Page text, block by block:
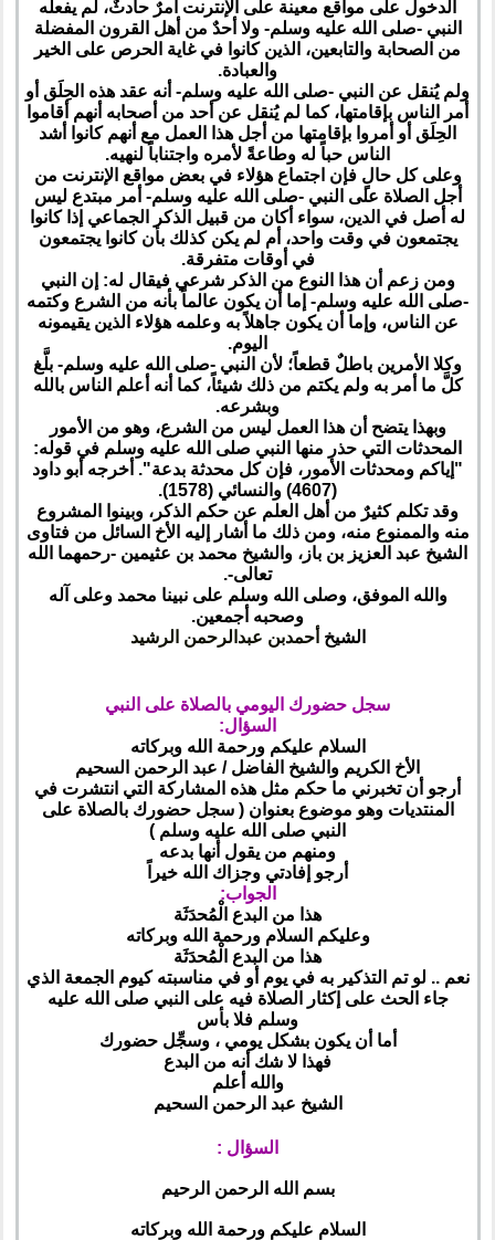
الدخول على مواقع معينة على الإنترنت أمرٌ حادثٌ، لم يفعله
النبي -صلى الله عليه وسلم- ولا أحدٌ من أهل القرون المفضلة
من الصحابة والتابعين، الذين كانوا في غاية الحرص على الخير
والعبادة.
ولم يُنقل عن النبي -صلى الله عليه وسلم- أنه عقد هذه الحِلَق أو
أمر الناس بإقامتها، كما لم يُنقل عن أحد من أصحابه أنهم أقاموا
الحِلَق أو أمروا بإقامتها من أجل هذا العمل مع أنهم كانوا أشد
الناس حباً له وطاعةً لأمره واجتناباً لنهيه.
وعلى كل حالٍ فإن اجتماع هؤلاء في بعض مواقع الإنترنت من
أجل الصلاة على النبي -صلى الله عليه وسلم- أمر مبتدع ليس
له أصل في الدين، سواء أكان من قبيل الذكر الجماعي إذا كانوا
يجتمعون في وقت واحد، أم لم يكن كذلك بأن كانوا يجتمعون
في أوقات متفرقة.
ومن زعم أن هذا النوع من الذكر شرعي فيقال له: إن النبي
-صلى الله عليه وسلم- إما أن يكون عالماً بأنه من الشرع وكتمه
عن الناس، وإما أن يكون جاهلاً به وعلمه هؤلاء الذين يقيمونه
اليوم.
وكلا الأمرين باطلٌ قطعاً؛ لأن النبي -صلى الله عليه وسلم- بلَّغ
كلَّ ما أمر به ولم يكتم من ذلك شيئاً، كما أنه أعلم الناس بالله
وبشرعه.
وبهذا يتضح أن هذا العمل ليس من الشرع، وهو من الأمور
المحدثات التي حذر منها النبي صلى الله عليه وسلم في قوله:
"إياكم ومحدثات الأمور، فإن كل محدثة بدعة". أخرجه أبو داود
(4607) والنسائي (1578).
وقد تكلم كثيرٌ من أهل العلم عن حكم الذكر، وبينوا المشروع
منه والممنوع منه، ومن ذلك ما أشار إليه الأخ السائل من فتاوى
الشيخ عبد العزيز بن باز، والشيخ محمد بن عثيمين -رحمهما الله
تعالى-.
والله الموفق، وصلى الله وسلم على نبينا محمد وعلى آله
وصحبه أجمعين.
الشيخ أحمدبن عبدالرحمن الرشيد
سجل حضورك اليومي بالصلاة على النبي
السؤال:
السلام عليكم ورحمة الله وبركاته
الأخ الكريم والشيخ الفاضل / عبد الرحمن السحيم
أرجو أن تخبرني ما حكم مثل هذه المشاركة التي انتشرت في
المنتديات وهو موضوع بعنوان ( سجل حضورك بالصلاة على
النبي صلى الله عليه وسلم )
ومنهم من يقول أنها بدعه
أرجو إفادتي وجزاك الله خيراً
الجواب:
هذا من البدع الْمُحدَثَة
وعليكم السلام ورحمة الله وبركاته
هذا من البدع الْمُحدَثَة
نعم .. لو تم التذكير به في يوم أو في مناسبته كيوم الجمعة الذي
جاء الحث على إكثار الصلاة فيه على النبي صلى الله عليه
وسلم فلا بأس
أما أن يكون بشكل يومي ، وسجِّل حضورك
فهذا لا شك أنه من البدع
والله أعلم
الشيخ عبد الرحمن السحيم
السؤال :
بسم الله الرحمن الرحيم
السلام عليكم ورحمة الله وبركاته